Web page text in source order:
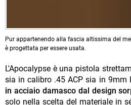
Pur appartenendo alla fascia altissima del
è progettata per essere usata.
L'Apocalypse è una pistola
sia in calibro .45 ACP sia in 9mm
in acciaio damasco dal design
solo nella scelta del materiale in